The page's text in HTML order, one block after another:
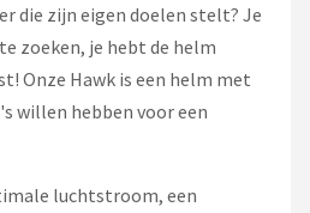
die zijn eigen doelen stelt? Je
zoeken, je hebt de helm
Onze Hawk is een helm met
willen hebben voor een
luchtstroom, een